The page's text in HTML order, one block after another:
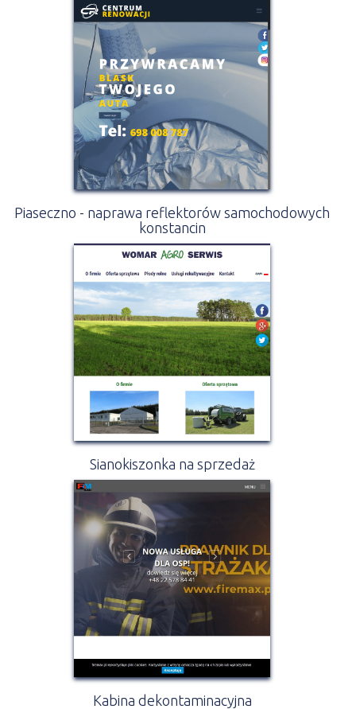
Piaseczno - naprawa reflektorów samochodowych
konstancin
Sianokiszonka na sprzedaż
Kabina dekontaminacyjna